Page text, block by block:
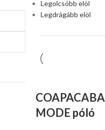
Legolcsóbb elöl
Legdrágább elöl
MODE póló